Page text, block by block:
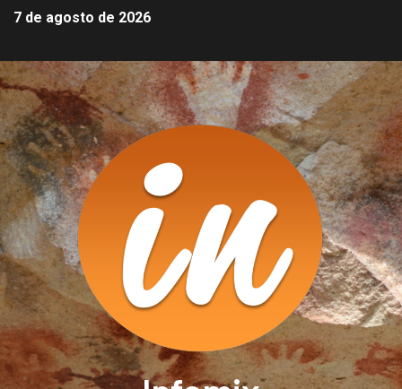
7 de agosto de 2026